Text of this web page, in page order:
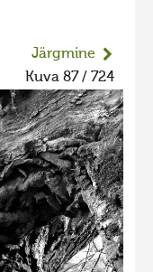
Järgmine
Kuva 87 / 724